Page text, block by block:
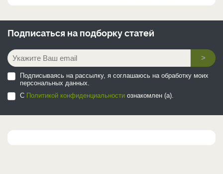
Подписаться на подборку статей
>
Подписываясь на рассылку, я соглашаюсь на обработку моих
персональных данных.
С Политикой конфиденциальности ознакомлен (а).